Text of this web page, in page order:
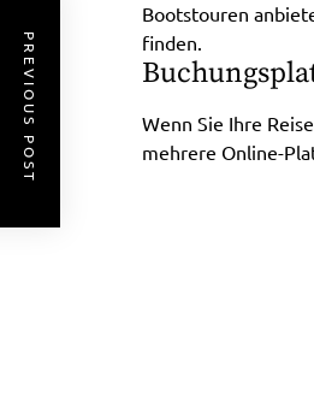
Bootstouren
finden.
Wenn Sie Ihre
mehrere Online-
PREVIOUS POST